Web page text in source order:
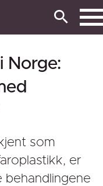
Norge:
som
er